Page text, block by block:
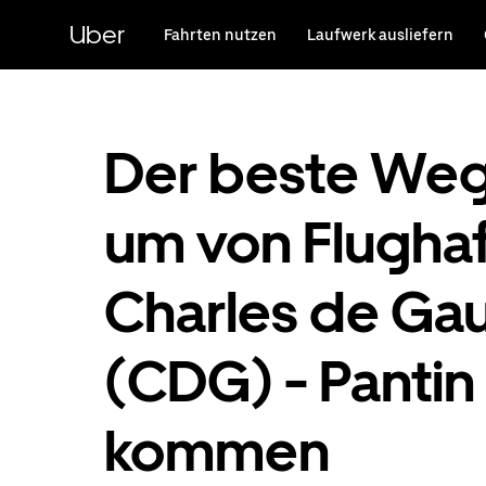
HauptinhaltUber Fahrten nutzen Laufwerk ausliefern
Der beste
um von
Charles de
(CDG) - Pantin
kommen